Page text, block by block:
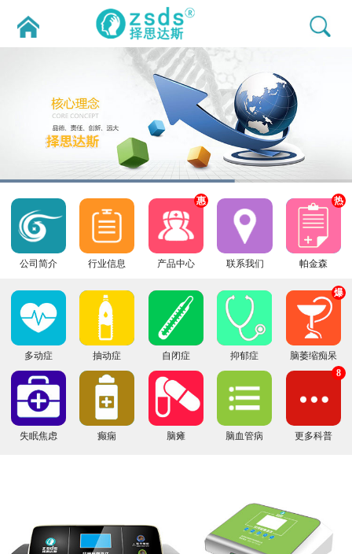
公司简介 行业信息 产品中心
惠
联系我们 帕金森
热
多动症 抽动症 自闭症 抑郁症 脑萎缩痴呆
爆
失眠焦虑 癫痫 脑瘫 脑血管病 更多科普
8